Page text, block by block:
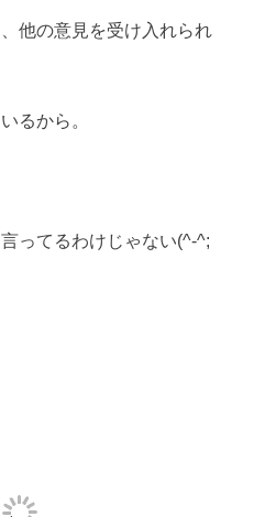
他の意見を受け入れられ
るから。
ってるわけじゃない(^-^;